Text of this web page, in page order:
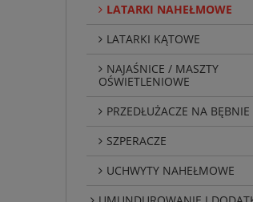
LATARKI NAHEŁMOWE
LATARKI KĄTOWE
NAJAŚNICE / MASZTY
OŚWIETLENIOWE
PRZEDŁUŻACZE NA BĘBNIE
SZPERACZE
UCHWYTY NAHEŁMOWE